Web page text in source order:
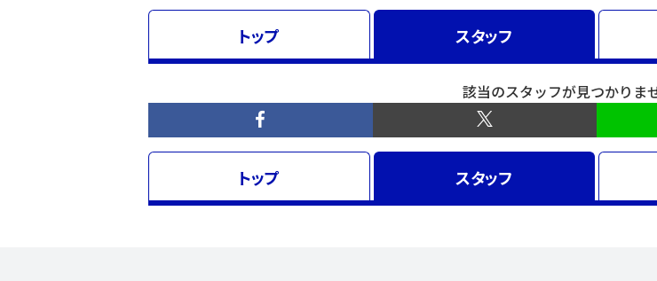
トップ スタッフ
該当のスタッフが見つかりま
トップ スタッフ